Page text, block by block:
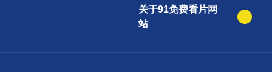
关于91免费看片网
站